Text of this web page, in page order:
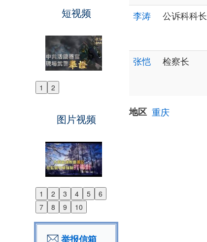
短视频
1 2
Previous
图片视频
1 2 3 4 5
6
7
8 9 10
Previous
Next
举报信箱
李涛
公诉科科长
张恺 检察长
地区 重庆